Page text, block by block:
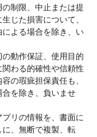
制限、中止または提
じた損害について、
よる場合を除き、い
動作保証、使用目的
わる的確性や信頼性
の瑕疵担保責任も、
を除き、負いませ
リの情報を、書面に
、無断で複製、転